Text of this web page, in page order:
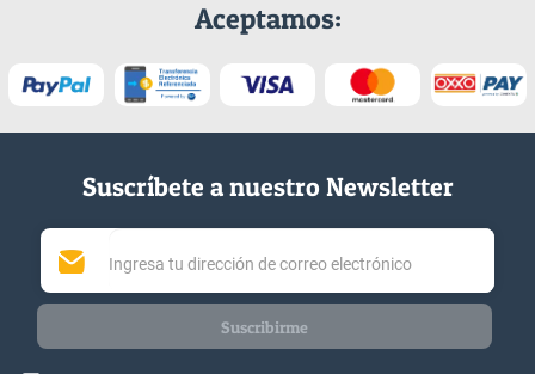
Aceptamos:
Suscríbete a nuestro Newsletter
Suscribirme